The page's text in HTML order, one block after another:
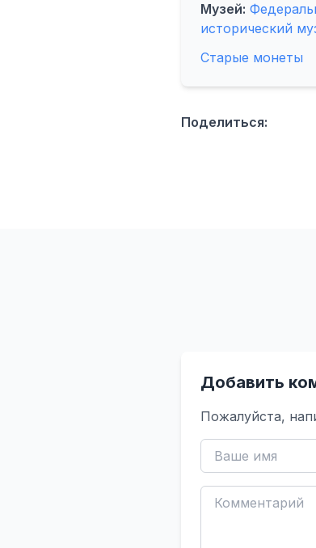
Музей:
исторический
Старые монеты
Поделиться:
Добавить
Пожалуйста,